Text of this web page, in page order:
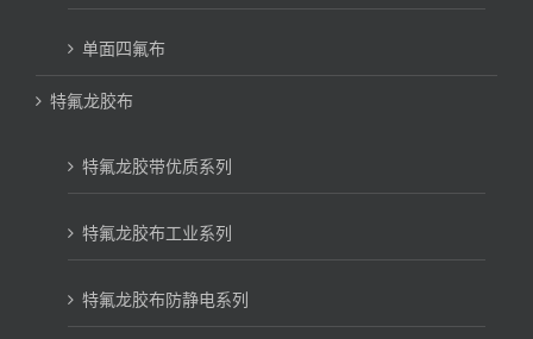
单面四氟布
特氟龙胶布
特氟龙胶带优质系列
特氟龙胶布工业系列
特氟龙胶布防静电系列